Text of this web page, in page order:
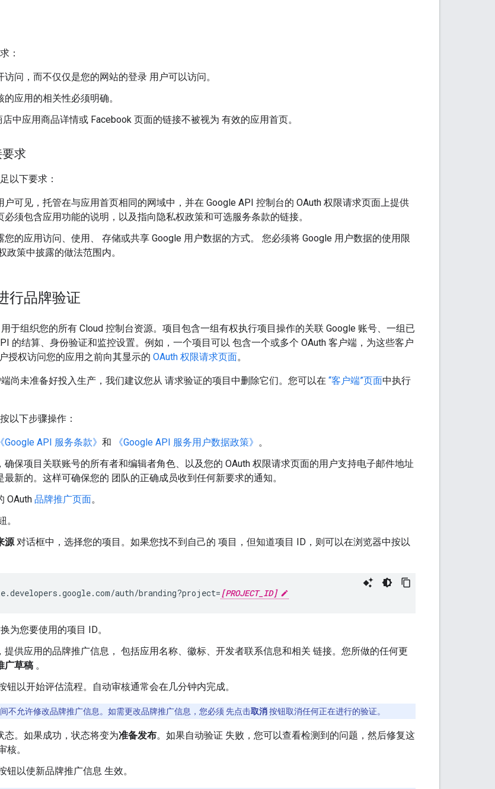
：
访问，而不仅仅是您的网站的登录 用户可以访问。
的应用的相关性必须明确。
店中应用商品详情或 Facebook 页面的链接不被视为 有效的应用首页。
要求
以下要求：
户可见，托管在与应用首页相同的网域中，并在 Google API 控制台的 OAuth 权限请求页面上提供
必须包含应用功能的说明，以及指向隐私权政策和可选服务条款的链接。
您的应用访问、使用、 存储或共享 Google 用户数据的方式。 您必须将 Google 用户数据的使用限
政策中披露的做法范围内。
行品牌验证
用于组织您的所有 Cloud 控制台资源。项目包含一组有权执行项目操作的关联 Google 账号、一组已
的结算、身份验证和监控设置。例如，一个项目可以 包含一个或多个 OAuth 客户端，为这些客户
授权访问您的应用之前向其显示的 OAuth 权限请求页面。
端尚未准备好投入生产，我们建议您从 请求验证的项目中删除它们。您可以在 “客户端”页面中执行
以下步骤操作：
《Google API 服务条款》 和 《Google API 服务用户数据政策》 。
确保项目关联账号的所有者和编辑者角色、以及您的 OAuth 权限请求页面的用户支持电子邮件地址
最新的。这样可确保您的 团队的正确成员收到任何新要求的通知。
OAuth 品牌推广页面。
。
源对话框中，选择您的项目。如果您找不到自己的 项目，但知道项目 ID，则可以在浏览器中按以
auth/branding?project= [PROJECT_ID]
为您要使用的项目 ID。
提供应用的品牌推广信息， 包括应用名称、徽标、开发者联系信息和相关 链接。您所做的任何更
广草稿 。
钮以开始评估流程。自动审核通常会在几分钟内完成。
间不允许修改品牌推广信息。如需更改品牌推广信息，您必须 先点击取消按钮取消任何正在进行的验证。
态。如果成功，状态将变为准备发布。如果自动验证 失败，您可以查看检测到的问题，然后修复这
核。
钮以使新品牌推广信息 生效。